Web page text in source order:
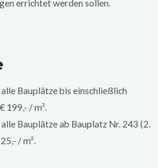
errichtet werden sollen.
Bauplätze bis einschließlich
199,- / m².
Bauplätze ab Bauplatz Nr. 243 (2.
/ m².